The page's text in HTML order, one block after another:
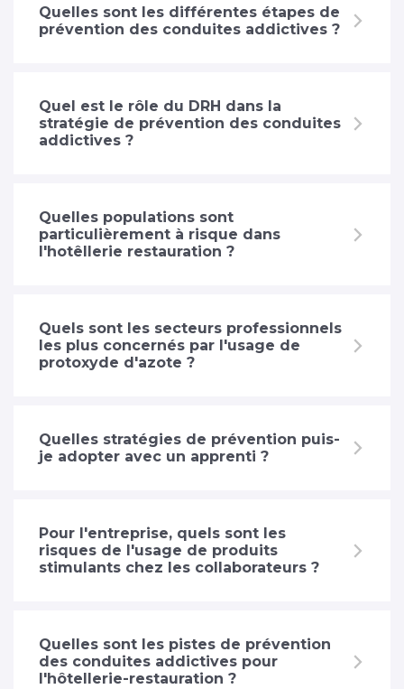
Quelles sont les différentes étapes de
prévention des conduites addictives ?
Quel est le rôle du DRH dans la
stratégie de prévention des conduites
addictives ?
Quelles populations sont
particulièrement à risque dans
l'hotêllerie restauration ?
Quels sont les secteurs professionnels
les plus concernés par l'usage de
protoxyde d'azote ?
Quelles stratégies de prévention puis-
je adopter avec un apprenti ?
Pour l'entreprise, quels sont les
risques de l'usage de produits
stimulants chez les collaborateurs ?
Quelles sont les pistes de prévention
des conduites addictives pour
l'hôtellerie-restauration ?